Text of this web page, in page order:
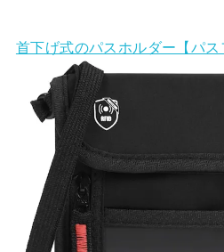
首下げ式のパスホルダー【パス